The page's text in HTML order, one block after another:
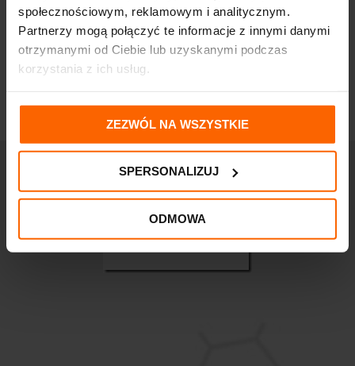
społecznościowym, reklamowym i analitycznym.
Partnerzy mogą połączyć te informacje z innymi danymi
otrzymanymi od Ciebie lub uzyskanymi podczas
korzystania z ich usług.
ZEZWÓL NA WSZYSTKIE
SPERSONALIZUJ
ODMOWA